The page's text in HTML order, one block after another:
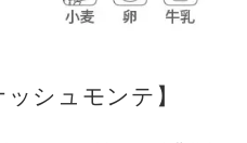
シュモンテ】